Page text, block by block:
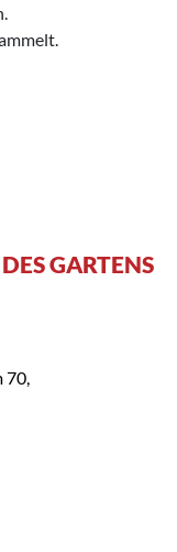
GARTENS
70,